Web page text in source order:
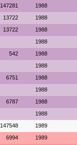
147281 1988
13722 1988
13722 1988
1988
542 1988
1988
6751 1988
1988
6787 1988
1988
147548 1989
6994 1989